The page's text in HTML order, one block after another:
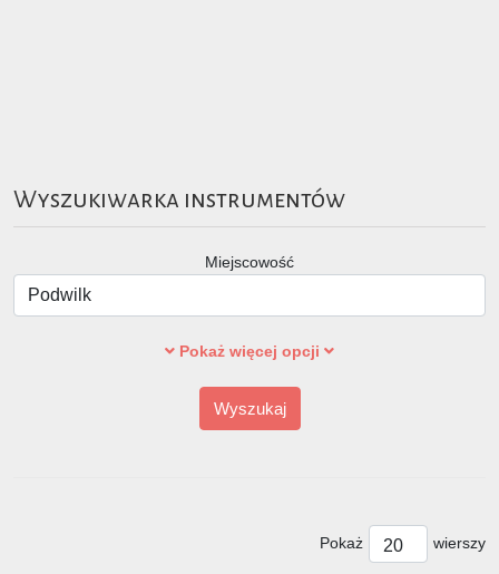
Wyszukiwarka instrumentów
Miejscowość
Pokaż więcej opcji
Wyszukaj
Pokaż wierszy